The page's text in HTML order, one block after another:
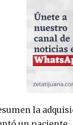
la